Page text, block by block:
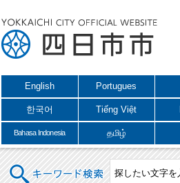
English Portugues
한국어 Tiếng Việt
Bahasa Indonesia தமிழ்
キーワード検索